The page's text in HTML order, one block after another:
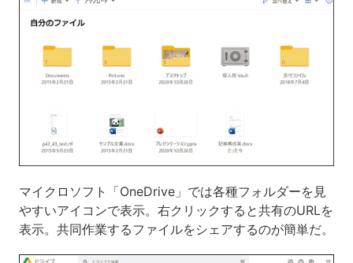
マイクロソフト「OneDrive」では各種フォルダーを見
やすいアイコンで表示。右クリックすると共有のURLを
表示。共同作業するファイルをシェアするのが簡単だ。